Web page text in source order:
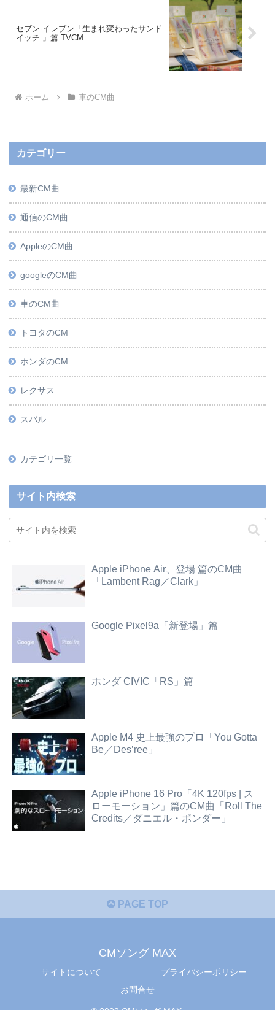
セブン-イレブン「生まれ変わったサンド
イッチ 」篇 TVCM
ホーム 車のCM曲
カテゴリー
最新CM曲
通信のCM曲
AppleのCM曲
googleのCM曲
車のCM曲
トヨタのCM
ホンダのCM
レクサス
スバル
カテゴリ一覧
サイト内検索
Apple iPhone Air、登場 篇のCM曲
「Lambent Rag／Clark」
Google Pixel9a「新登場」篇
ホンダ CIVIC「RS」篇
Apple M4 史上最強のプロ「You Gotta
Be／Des’ree」
Apple iPhone 16 Pro「4K 120fps | ス
ローモーション」篇のCM曲「Roll The
Credits／ダニエル・ポンダー」
PAGE TOP
CMソング MAX
サイトについて
プライバシーポリシー
お問合せ